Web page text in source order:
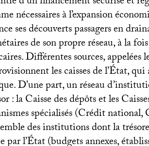
nécessaires à l’expansion
ses découverts passagers en
de son propre réseau, à la
Différentes sources, appelées
les caisses de l’État,
D’une part, un réseau
: la Caisse des dépôts et les
spécialisés (Crédit
des institutions dont la